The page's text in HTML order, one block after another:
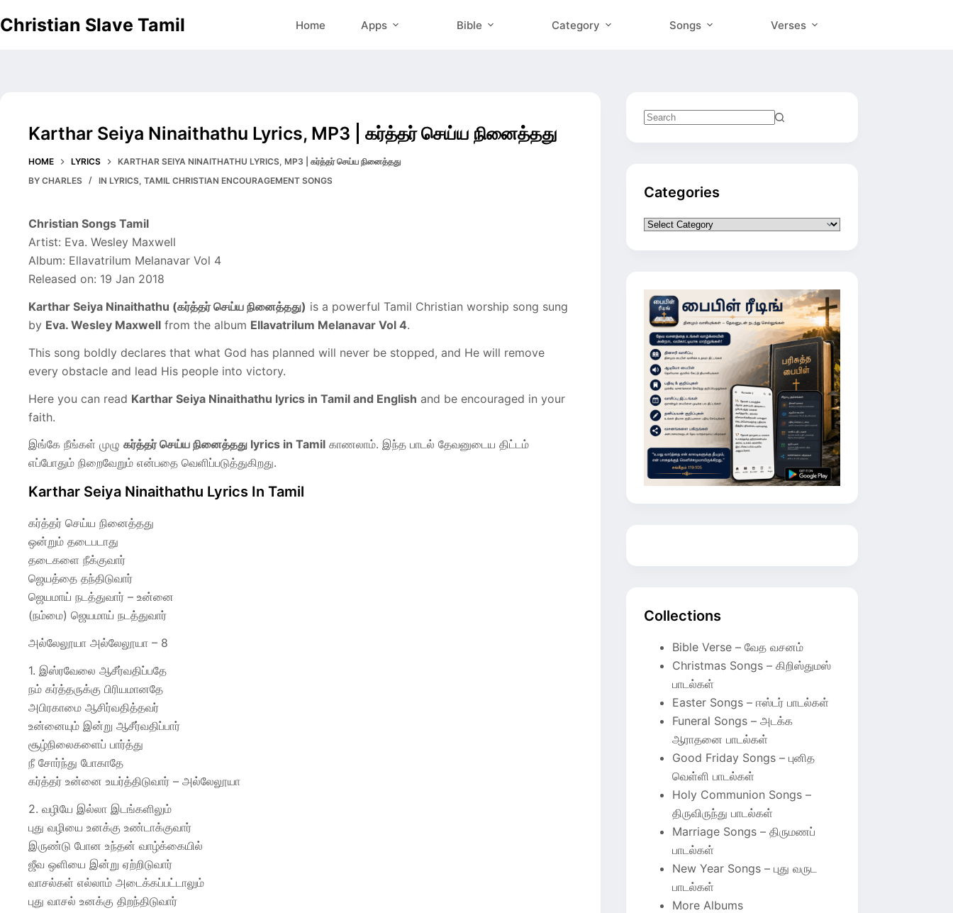
to
Christian Slave Tamil Home Apps Bible Category Songs Verses
Karthar Seiya Ninaithathu Lyrics, MP3 | கர்த்தர் செய்ய நினைத்தது
HOME LYRICS
KARTHAR SEIYA NINAITHATHU LYRICS, MP3 | கர்த்தர் செய்ய நினைத்தது
BY CHARLES IN LYRICS,TAMIL CHRISTIAN ENCOURAGEMENT SONGS
Christian Songs Tamil
Artist: Eva. Wesley Maxwell
Album: Ellavatrilum Melanavar Vol 4
Released on: 19 Jan 2018
Karthar Seiya Ninaithathu (கர்த்தர் செய்ய நினைத்தது) is a powerful Tamil Christian worship song sung
by Eva. Wesley Maxwell from the album Ellavatrilum Melanavar Vol 4.
This song boldly declares that what God has planned will never be stopped, and He will remove
every obstacle and lead His people into victory.
Here you can read Karthar Seiya Ninaithathu lyrics in Tamil and English and be encouraged in your
faith.
இங்கே நீங்கள் முழு கர்த்தர் செய்ய நினைத்தது lyrics in Tamil காணலாம். இந்த பாடல் தேவனுடைய திட்டம்
எப்போதும் நிறைவேறும் என்பதை வெளிப்படுத்துகிறது.
Karthar Seiya Ninaithathu Lyrics In Tamil
கர்த்தர் செய்ய நினைத்தது
ஒன்றும் தடைபடாது
தடைகளை நீக்குவார்
ஜெயத்தை தந்திடுவார்
ஜெயமாய் நடத்துவார் – உன்னை
(நம்மை) ஜெயமாய் நடத்துவார்
அல்லேலூயா அல்லேலூயா – 8
1. இஸ்ரவேலை ஆசீர்வதிப்பதே
நம் கர்த்தருக்கு பிரியமானதே
அபிரகாமை ஆசிர்வதித்தவர்
உன்னையும் இன்று ஆசீர்வதிப்பார்
சூழ்நிலைகளைப் பார்த்து
நீ சோர்ந்து போகாதே
கர்த்தர் உன்னை உயர்த்திடுவார் – அல்லேலூயா
2. வழியே இல்லா இடங்களிலும்
புது வழியை உனக்கு உண்டாக்குவார்
இருண்டு போன உந்தன் வாழ்க்கையில்
ஜீவ ஒளியை இன்று ஏற்றிடுவார்
வாசல்கள் எல்லாம் அடைக்கப்பட்டாலும்
புது வாசல் உனக்கு திறந்திடுவார்
Categories
Categories
Collections
Bible Verse – வேத வசனம்
Christmas Songs – கிறிஸ்துமஸ்
பாடல்கள்
Easter Songs – ஈஸ்டர் பாடல்கள்
Funeral Songs – அடக்க
ஆராதனை பாடல்கள்
Good Friday Songs – புனித
வெள்ளி பாடல்கள்
Holy Communion Songs –
திருவிருந்து பாடல்கள்
Marriage Songs – திருமணப்
பாடல்கள்
New Year Songs – புது வருட
பாடல்கள்
More Albums